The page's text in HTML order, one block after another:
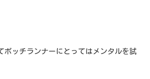
ボッチランナーにとってはメンタルを試